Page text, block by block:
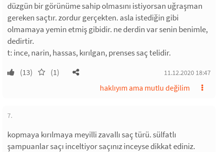
düzgün bir görünüme sahip olmasını istiyorsan uğraşman
gereken saçtır. zordur gerçekten. asla istediğin gibi
olmamaya yemin etmiş gibidir. ne derdin var senin benimle,
dedirtir.
t: ince, narin, hassas, kırılgan, prenses saç telidir.
(13) (1) 11.12.2020 18:47
haklıyım ama mutlu değilim
7.
kopmaya kırılmaya meyilli zavallı saç türü. sülfatlı
şampuanlar saçı inceltiyor saçınız inceyse dikkat ediniz.